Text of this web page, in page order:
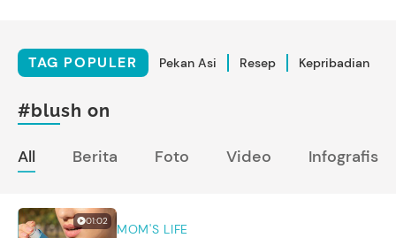
TAG POPULER Pekan Asi Resep Kepribadian
#blush on
All Berita Foto Video Infografis
01:02 MOM'S LIFE